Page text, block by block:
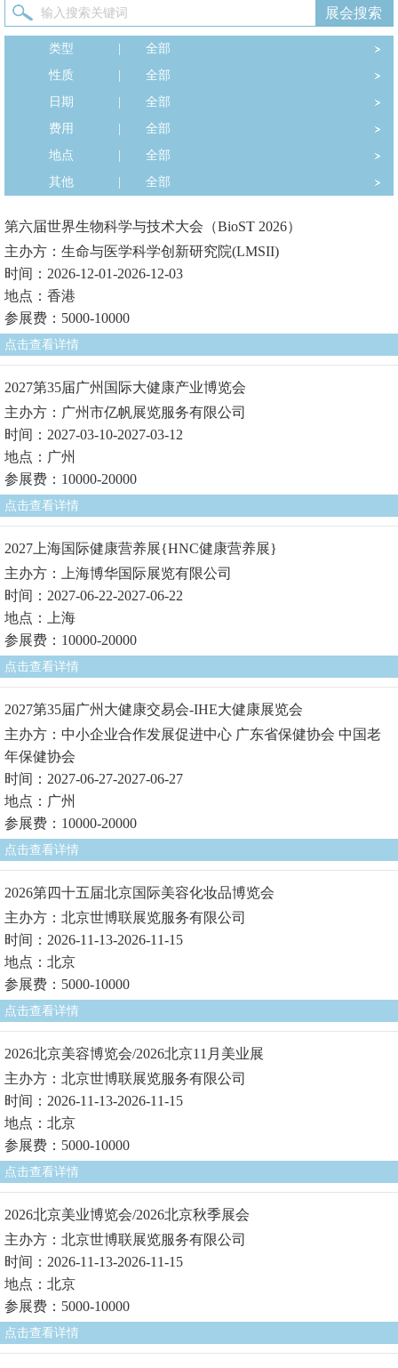
类型
全部
性质
全部
日期
全部
费用
全部
地点
全部
其他
全部
第六届世界生物科学与技术大会（BioST 2026）
主办方：生命与医学科学创新研究院(LMSII)
时间：2026-12-01-2026-12-03
地点：香港
参展费：5000-10000
点击查看详情
2027第35届广州国际大健康产业博览会
主办方：广州市亿帆展览服务有限公司
时间：2027-03-10-2027-03-12
地点：广州
参展费：10000-20000
点击查看详情
2027上海国际健康营养展{HNC健康营养展}
主办方：上海博华国际展览有限公司
时间：2027-06-22-2027-06-22
地点：上海
参展费：10000-20000
点击查看详情
2027第35届广州大健康交易会-IHE大健康展览会
主办方：中小企业合作发展促进中心 广东省保健协会 中国老
年保健协会
时间：2027-06-27-2027-06-27
地点：广州
参展费：10000-20000
点击查看详情
2026第四十五届北京国际美容化妆品博览会
主办方：北京世博联展览服务有限公司
时间：2026-11-13-2026-11-15
地点：北京
参展费：5000-10000
点击查看详情
2026北京美容博览会/2026北京11月美业展
主办方：北京世博联展览服务有限公司
时间：2026-11-13-2026-11-15
地点：北京
参展费：5000-10000
点击查看详情
2026北京美业博览会/2026北京秋季展会
主办方：北京世博联展览服务有限公司
时间：2026-11-13-2026-11-15
地点：北京
参展费：5000-10000
点击查看详情